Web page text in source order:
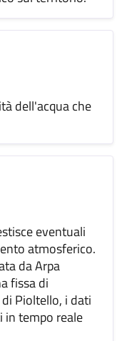
dell'acqua che
eventuali
atmosferico.
da Arpa
fissa di
Pioltello, i dati
in tempo reale